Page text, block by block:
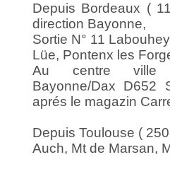
Depuis Bordeaux (
direction Bayonne,
Sortie N° 11
Lüe, Pontenx les
Au centre ville
Bayonne/Dax
aprés le magazin
Depuis Toulouse (
Auch, Mt de Marsan,